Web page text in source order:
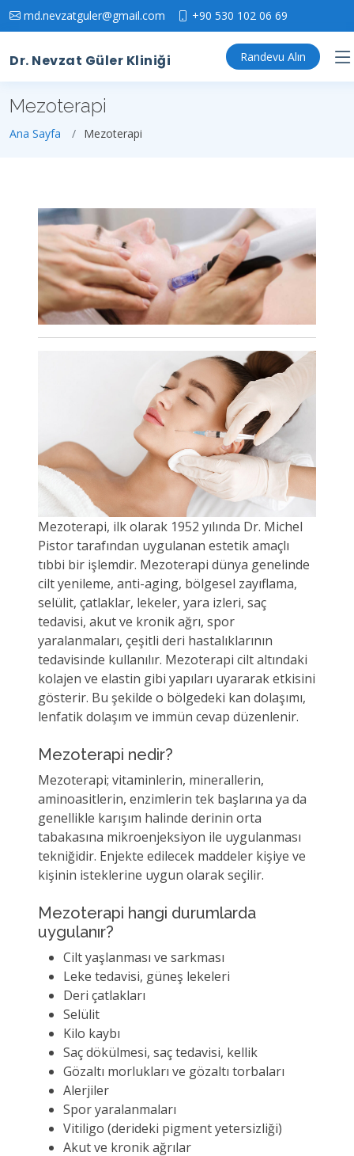
md.nevzatguler@gmail.com +90 530 102 06 69
Dr. Nevzat Güler Kliniği Randevu Alın
Mezoterapi
Ana Sayfa Mezoterapi
Mezoterapi, ilk olarak 1952 yılında Dr. Michel
Pistor tarafından uygulanan estetik amaçlı
tıbbi bir işlemdir. Mezoterapi dünya genelinde
cilt yenileme, anti-aging, bölgesel zayıflama,
selülit, çatlaklar, lekeler, yara izleri, saç
tedavisi, akut ve kronik ağrı, spor
yaralanmaları, çeşitli deri hastalıklarının
tedavisinde kullanılır. Mezoterapi cilt altındaki
kolajen ve elastin gibi yapıları uyararak etkisini
gösterir. Bu şekilde o bölgedeki kan dolaşımı,
lenfatik dolaşım ve immün cevap düzenlenir.
Mezoterapi nedir?
Mezoterapi; vitaminlerin, minerallerin,
aminoasitlerin, enzimlerin tek başlarına ya da
genellikle karışım halinde derinin orta
tabakasına mikroenjeksiyon ile uygulanması
tekniğidir. Enjekte edilecek maddeler kişiye ve
kişinin isteklerine uygun olarak seçilir.
Mezoterapi hangi durumlarda
uygulanır?
Cilt yaşlanması ve sarkması
Leke tedavisi, güneş lekeleri
Deri çatlakları
Selülit
Kilo kaybı
Saç dökülmesi, saç tedavisi, kellik
Gözaltı morlukları ve gözaltı torbaları
Alerjiler
Spor yaralanmaları
Vitiligo (derideki pigment yetersizliği)
Akut ve kronik ağrılar